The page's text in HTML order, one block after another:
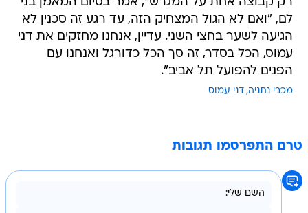
לם, "ואם לא הגול המצחיק הזה, עד רגע זה סכנין לא
הגיעה לשער בחצי השני. עדיין, אנחנו מחזקים את דני
עמוס, הכל בסדר, זה סך הכל כדורגל ואנחנו עם
הפנים להפועל תל אביב".
מכבי נתניה דני עמוס
טרם התפרסמו תגובות